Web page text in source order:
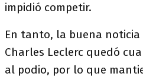
impidió competir.
En tanto, la buena noticia
Charles Leclerc quedó
al podio, por lo que